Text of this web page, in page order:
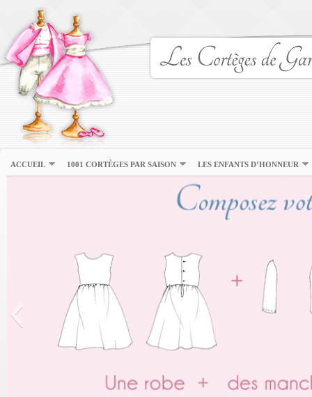
ACCUEIL 1001 CORTÈGES PAR SAISON LES ENFANTS D’HONNEUR